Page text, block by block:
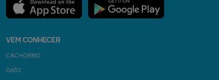
VEM CONHECER
CACHORRO
GATO